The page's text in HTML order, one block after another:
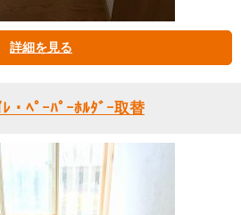
詳細を見る
・ﾍﾟｰﾊﾟｰﾎﾙﾀﾞｰ取替